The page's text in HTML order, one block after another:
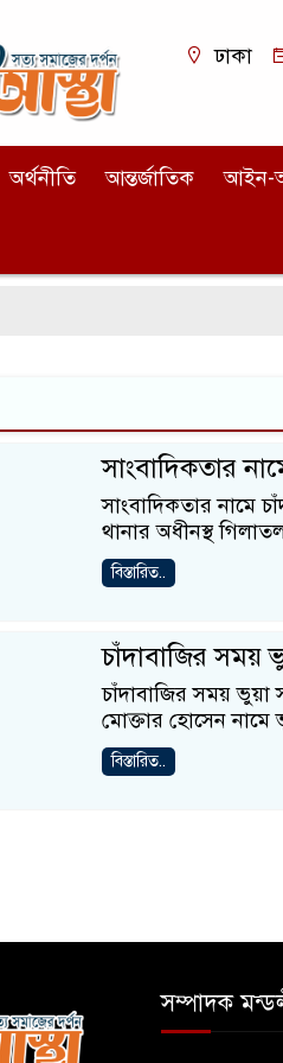
ঢাকা
অর্থনীতি আন্তর্জাতিক আইন-
সাংবাদিকতার
সাংবাদিকতার নামে
থানার অধীনস্থ
বিস্তারিত..
চাঁদাবাজির সময়
চাঁদাবাজির সময়
মোক্তার হোসেন
বিস্তারিত..
সম্পাদক